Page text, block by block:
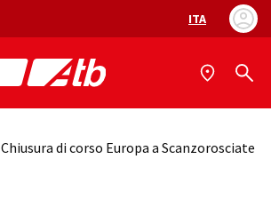
Selezione
ITA
Chiusura di corso Europa a Scanzorosciate